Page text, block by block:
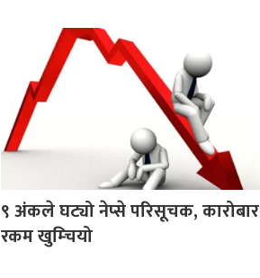
९ अंकले घट्यो नेप्से परिसूचक, कारोबार
रकम खुम्चियो